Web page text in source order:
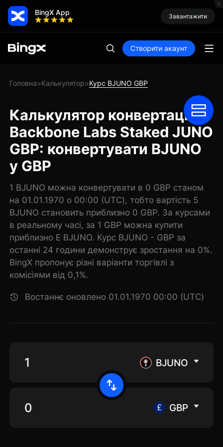
BingX App Завантажити
Створити акаунт
Головна>Калькулятор>Курс BJUNO GBP
Калькулятор конвертації
Backbone Labs Staked JUNO
GBP: конвертувати BJUNO
у GBP
1 BJUNO можна конвертувати в 0 GBP станом
на 01.01.1970 о 00:00 (UTC), тобто вартість 5
BJUNO становить приблизно 0 GBP. За курсами
в реальному часі, за 1 GBP можна купити
приблизно E BJUNO. Курс BJUNO - GBP за
останні 24 години демонструє зростання на 0%.
BingX пропонує різні варіанти торгівлі з
комісіями від 0,1%.
Востаннє оновлено 01.01.1970 00:00 (UTC)
BJUNO
GBP